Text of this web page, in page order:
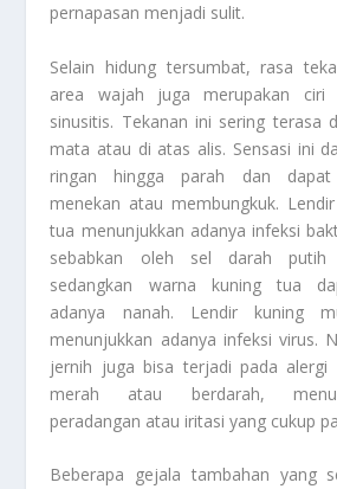
pernapasan menjadi sulit.
Selain hidung tersumbat, rasa
area wajah juga merupakan ciri
sinusitis. Tekanan ini sering terasa
mata atau di atas alis. Sensasi ini
ringan hingga parah dan
menekan atau membungkuk.
tua menunjukkan adanya infeksi
sebabkan oleh sel darah putih
sedangkan warna kuning tua
adanya nanah. Lendir kuning
menunjukkan adanya infeksi virus.
jernih juga bisa terjadi pada alergi
merah atau berdarah,
peradangan atau iritasi yang cukup
Beberapa gejala tambahan yang